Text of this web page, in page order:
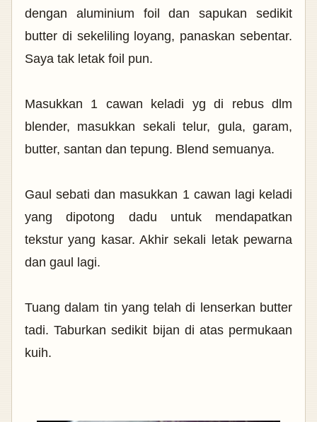
dengan aluminium foil dan sapukan sedikit
butter di sekeliling loyang, panaskan sebentar.
Saya tak letak foil pun.
Masukkan 1 cawan keladi yg di rebus dlm
blender, masukkan sekali telur, gula, garam,
butter, santan dan tepung. Blend semuanya.
Gaul sebati dan masukkan 1 cawan lagi keladi
yang dipotong dadu untuk mendapatkan
tekstur yang kasar. Akhir sekali letak pewarna
dan gaul lagi.
Tuang dalam tin yang telah di lenserkan butter
tadi. Taburkan sedikit bijan di atas permukaan
kuih.